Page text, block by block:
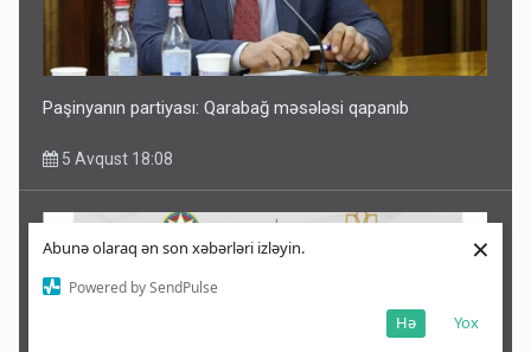
Abunə olaraq ən son xəbərləri izləyin.
Powered by SendPulse
Yox
Hə
×
Paşinyanın partiyası: Qarabağ məsələsi qapanıb
5 Avqust 18:08